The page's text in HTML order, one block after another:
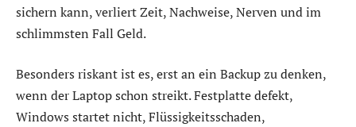
sichern kann, verliert Zeit, Nachweise, Nerven und im
schlimmsten Fall Geld.
Besonders riskant ist es, erst an ein Backup zu denken,
wenn der Laptop schon streikt. Festplatte defekt,
Windows startet nicht, Flüssigkeitsschaden,